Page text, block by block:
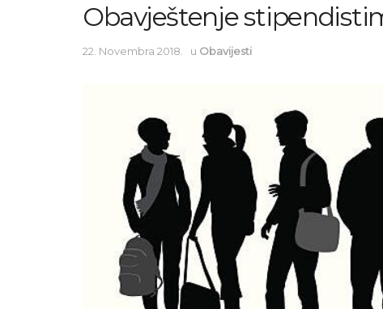
Obavještenje
22. Novembra 2018. u Obavijesti